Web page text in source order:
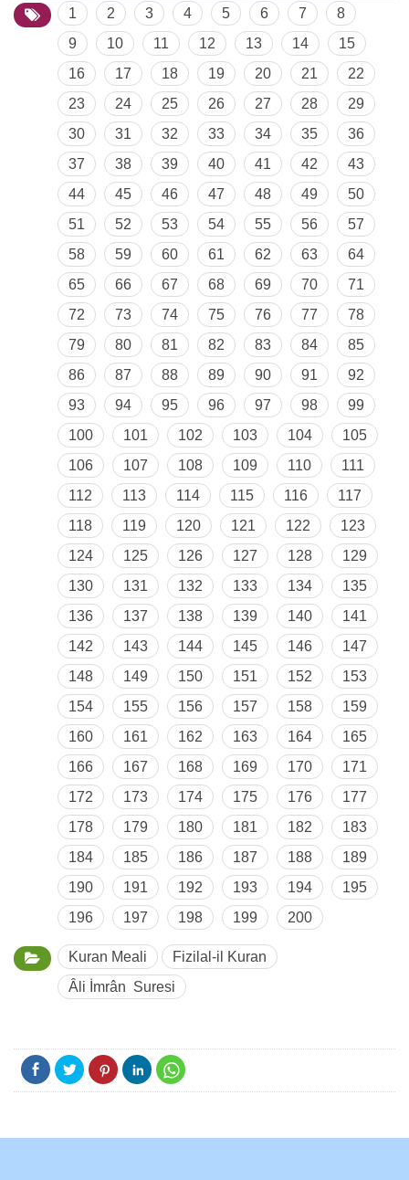
1 2 3 4 5 6 7
8
9
10 11 12 13 14
15
16
17 18 19 20 21
22
23
24 25 26 27 28
29
30
31 32 33 34 35
36
37
38 39 40 41 42
43
44
45 46 47 48 49
50
51
52 53 54 55 56
57
58
59 60 61 62 63
64
65
66 67 68 69 70
71
72
73 74 75 76 77
78
79
80 81 82 83 84
85
86
87 88 89 90 91
92
93
94 95 96 97 98
99
100
101 102 103 104
105
106
107 108 109 110
111
112
113 114 115 116
117
118
119 120 121 122
123
124
125 126 127 128
129
130
131 132 133 134
135
136
137 138 139 140
141
142
143 144 145 146
147
148
149 150 151 152
153
154
155 156 157 158
159
160
161 162 163 164
165
166
167 168 169 170
171
172
173 174 175 176
177
178
179 180 181 182
183
184
185 186 187 188
189
190
191 192 193 194
195
196
197 198 199 200
Kuran Meali
Fizilal-il Kuran
Âli İmrân Suresi